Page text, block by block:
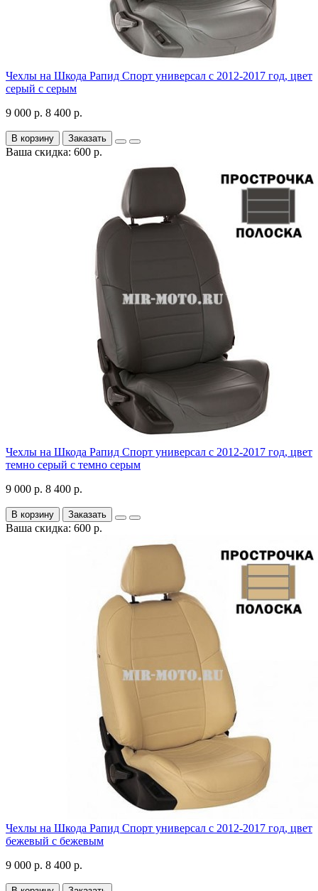
Чехлы на Шкода Рапид Спорт универсал с 2012-2017 год, цвет
серый с серым
9 000 р. 8 400 р.
В корзину Заказать
Ваша скидка: 600 р.
Чехлы на Шкода Рапид Спорт универсал с 2012-2017 год, цвет
темно серый с темно серым
9 000 р. 8 400 р.
В корзину Заказать
Ваша скидка: 600 р.
Чехлы на Шкода Рапид Спорт универсал с 2012-2017 год, цвет
бежевый с бежевым
9 000 р. 8 400 р.